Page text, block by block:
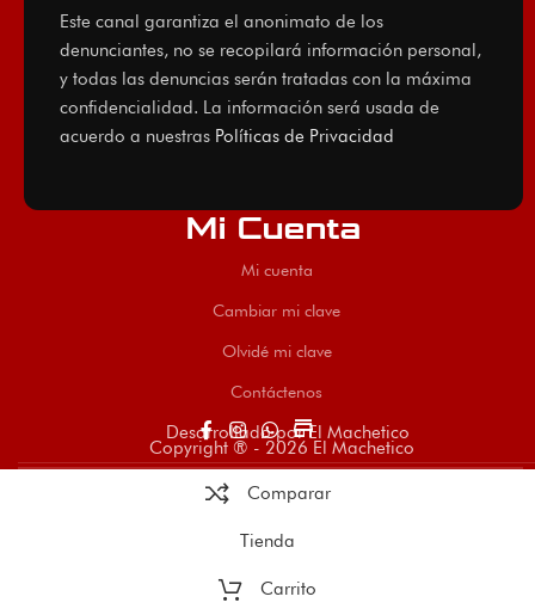
Este canal garantiza el anonimato de los
denunciantes, no se recopilará información personal,
y todas las denuncias serán tratadas con la máxima
confidencialidad. La información será usada de
acuerdo a nuestras Políticas de Privacidad
Mi Cuenta
Mi cuenta
Cambiar mi clave
Olvidé mi clave
Contáctenos
store
Desarrollado por El Machetico
Copyright ® - 2026 El Machetico
Comparar
Tienda
Carrito